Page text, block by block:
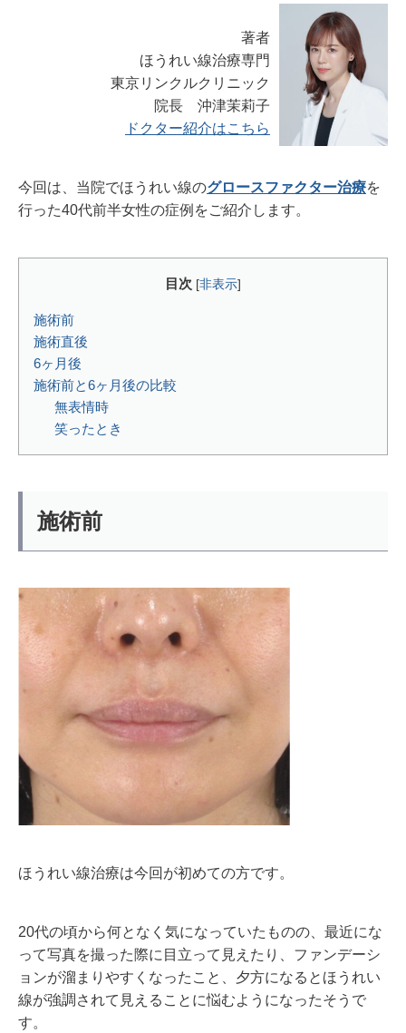
著者
ほうれい線治療専門
東京リンクルクリニック
院長 沖津茉莉子
ドクター紹介はこちら
今回は、当院でほうれい線のグロースファクター治療を
行った40代前半女性の症例をご紹介します。
目次 [非表示]
施術前
施術直後
6ヶ月後
施術前と6ヶ月後の比較
無表情時
笑ったとき
施術前
ほうれい線治療は今回が初めての方です。
20代の頃から何となく気になっていたものの、最近にな
って写真を撮った際に目立って見えたり、ファンデーシ
ョンが溜まりやすくなったこと、夕方になるとほうれい
線が強調されて見えることに悩むようになったそうで
す。